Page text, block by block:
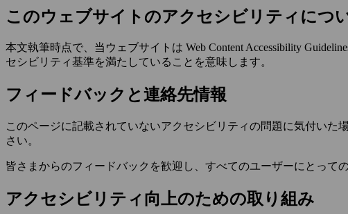
このウェブサイトのアクセシビリティにつ
本文執筆時点で、当ウェブサイトは Web Content Accessibility
セシビリティ基準を満たしていることを意味します。
フィードバックと連絡先情報
このページに記載されていないアクセシビリティの問題に気付いた
さい。
皆さまからのフィードバックを歓迎し、すべてのユーザーにとって
アクセシビリティ向上のための取り組み